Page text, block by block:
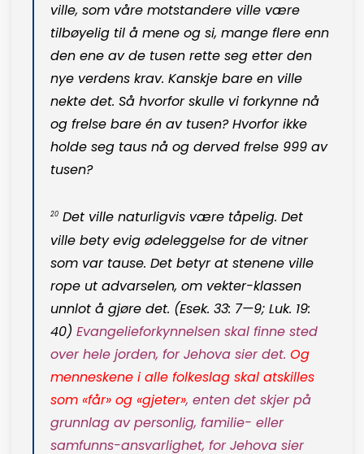
ville, som våre motstandere ville være
tilbøyelig til å mene og si, mange flere enn
den ene av de tusen rette seg etter den
nye verdens krav. Kanskje bare en ville
nekte det. Så hvorfor skulle vi forkynne nå
og frelse bare én av tusen? Hvorfor ikke
holde seg taus nå og derved frelse 999 av
tusen?
20 Det ville naturligvis være tåpelig. Det
ville bety evig ødeleggelse for de vitner
som var tause. Det betyr at stenene ville
rope ut advarselen, om vekter-klassen
unnlot å gjøre det. (Esek. 33: 7—9; Luk. 19:
40)Evangelieforkynnelsen skal finne sted
over hele jorden, for Jehova sier det.Og
menneskene i alle folkeslag skal atskilles
som «får» og «gjeter»,enten det skjer på
grunnlag av personlig, familie- eller
samfunns-ansvarlighet, for Jehova sier